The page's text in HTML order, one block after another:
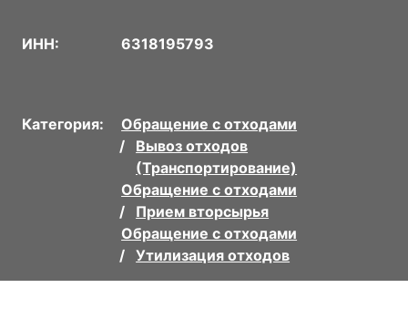
ИНН: 6318195793
Категория:
Обращение с отходами
Вывоз отходов
(Транспортирование)
Обращение с отходами
Прием вторсырья
Обращение с отходами
Утилизация отходов